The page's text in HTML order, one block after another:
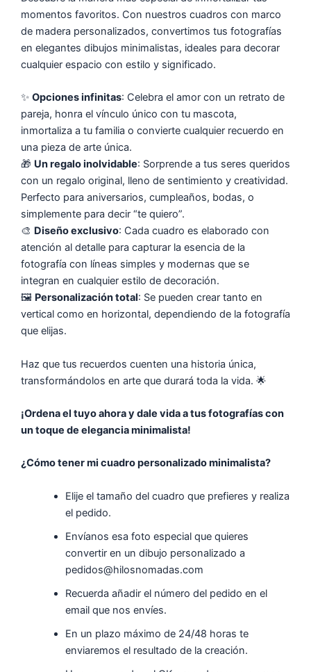
momentos favoritos. Con nuestros cuadros con marco
de madera personalizados, convertimos tus fotografías
en elegantes dibujos minimalistas, ideales para decorar
cualquier espacio con estilo y significado.
✨ Opciones infinitas: Celebra el amor con un retrato de
pareja, honra el vínculo único con tu mascota,
inmortaliza a tu familia o convierte cualquier recuerdo en
una pieza de arte única.
🎁 Un regalo inolvidable: Sorprende a tus seres queridos
con un regalo original, lleno de sentimiento y creatividad.
Perfecto para aniversarios, cumpleaños, bodas, o
simplemente para decir “te quiero”.
🎨 Diseño exclusivo: Cada cuadro es elaborado con
atención al detalle para capturar la esencia de la
fotografía con líneas simples y modernas que se
integran en cualquier estilo de decoración.
🖼️ Personalización total: Se pueden crear tanto en
vertical como en horizontal, dependiendo de la fotografía
que elijas.
Haz que tus recuerdos cuenten una historia única,
transformándolos en arte que durará toda la vida. 🌟
¡Ordena el tuyo ahora y dale vida a tus fotografías con
un toque de elegancia minimalista!
¿Cómo tener mi cuadro personalizado minimalista?
Elije el tamaño del cuadro que prefieres y realiza
el pedido.
Envíanos esa foto especial que quieres
convertir en un dibujo personalizado a
pedidos@hilosnomadas.com
Recuerda añadir el número del pedido en el
email que nos envíes.
En un plazo máximo de 24/48 horas te
enviaremos el resultado de la creación.